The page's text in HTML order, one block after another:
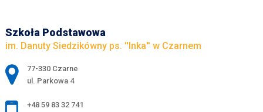
Szkoła Podstawowa
im. Danuty Siedzikówny ps. ''Inka'' w Czarnem
Adres pocztowy:
77-330 Czarne
ul. Parkowa 4
+48 59 83 32 741